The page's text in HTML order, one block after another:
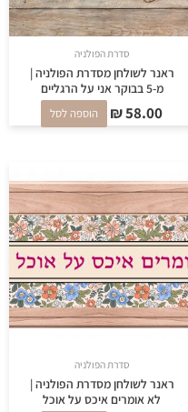
סדרת הפולניה
ראנר לשולחן מסדרת הפולניה |
מ-5 בבוקר אני על הרגליים
₪58.00 הוספה לסל
סדרת הפולניה
ראנר לשולחן מסדרת הפולניה |
לא אומרים איכס על אוכל